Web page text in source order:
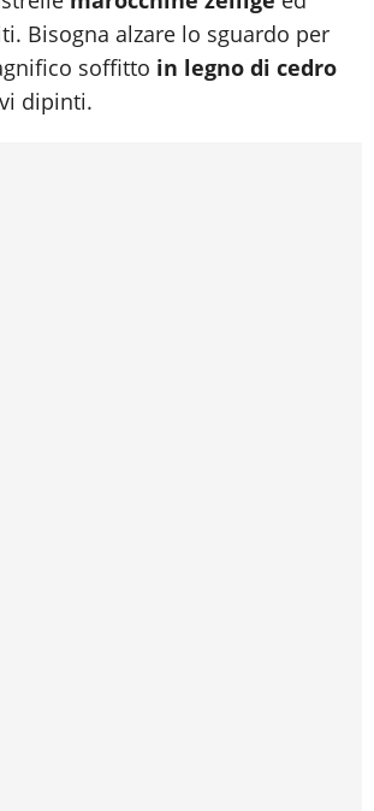
Bisogna alzare lo sguardo per
soffitto in legno di cedro
dipinti.